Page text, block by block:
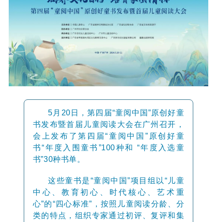
5月20日，第四届“童阅中国”原创好童
书发布暨首届儿童阅读大会在广州召开，
会上发布了第四届“童阅中国”原创好童
书“年度入围童书”100种和 “年度入选童
书”30种书单。
这些童书是“童阅中国”项目组 以“儿童
中心、教育初心、时代核心、艺术重
心”的“四心标准”，按照儿童阅读分龄、分
类的特点，组织专家通过初评、复评和集